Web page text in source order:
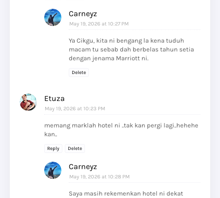
Carneyz
May 19, 2026 at 10:27 PM
Ya Cikgu, kita ni bengang la kena tuduh
macam tu sebab dah berbelas tahun setia
dengan jenama Marriott ni.
Delete
Etuza
May 19, 2026 at 10:23 PM
memang marklah hotel ni ..tak kan pergi lagi..hehehe
kan..
Reply Delete
Carneyz
May 19, 2026 at 10:28 PM
Saya masih rekemenkan hotel ni dekat